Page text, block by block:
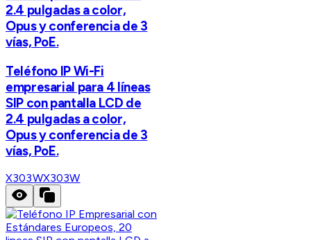
2.4 pulgadas a color,
Opus y conferencia de 3
vías, PoE.
Teléfono IP Wi-Fi
empresarial para 4 líneas
SIP con pantalla LCD de
2.4 pulgadas a color,
Opus y conferencia de 3
vías, PoE.
X303WX303W